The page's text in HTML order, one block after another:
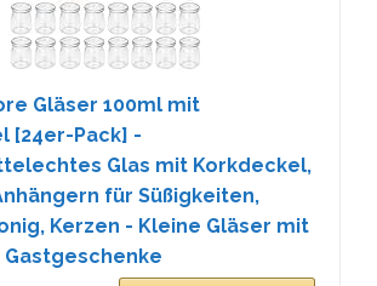
Gläser 100ml mit
[24er-Pack] -
Glas mit Korkdeckel,
für Süßigkeiten,
Kerzen - Kleine Gläser mit